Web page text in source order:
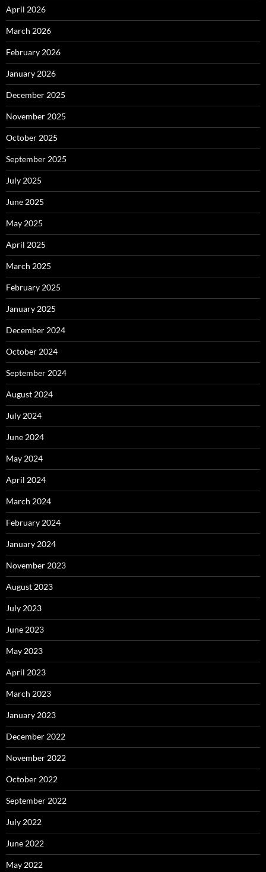
April 2026
March 2026
February 2026
January 2026
December 2025
November 2025
October 2025
September 2025
July 2025
June 2025
May 2025
April 2025
March 2025
February 2025
January 2025
December 2024
October 2024
September 2024
August 2024
July 2024
June 2024
May 2024
April 2024
March 2024
February 2024
January 2024
November 2023
August 2023
July 2023
June 2023
May 2023
April 2023
March 2023
January 2023
December 2022
November 2022
October 2022
September 2022
July 2022
June 2022
May 2022